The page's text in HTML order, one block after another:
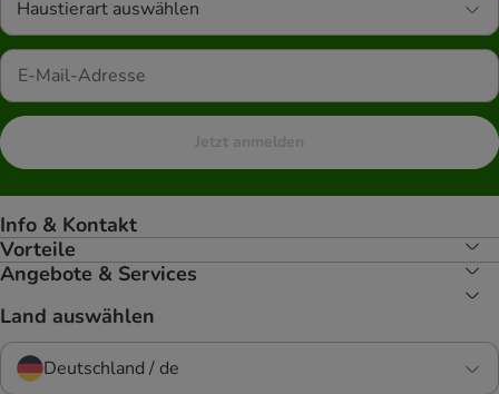
Haustierart auswählen
Jetzt anmelden
Info & Kontakt
Vorteile
Angebote & Services
Land auswählen
Deutschland / de